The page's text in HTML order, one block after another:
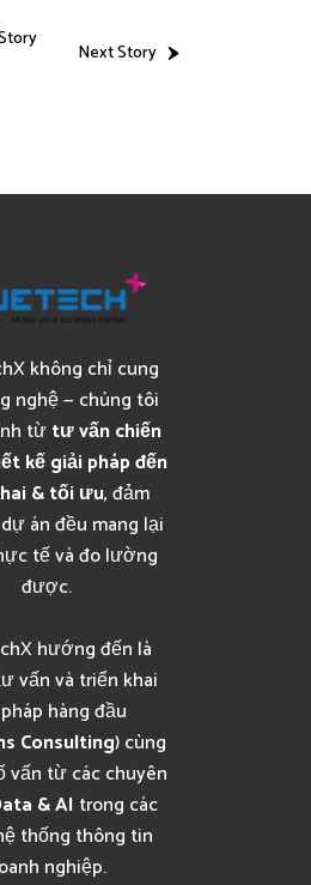
Next Story
không chỉ cung
nghệ — chúng tôi
từtư vấn chiến
kế giải pháp đến
& tối ưu, đảm
án đều mang lại
tế và đo lường
được.
hướng đến là
vấn và triển khai
hàng đầu
Consulting) cùng
vấn từ các chuyên
& AI trong các
thống thông tin
nghiệp.